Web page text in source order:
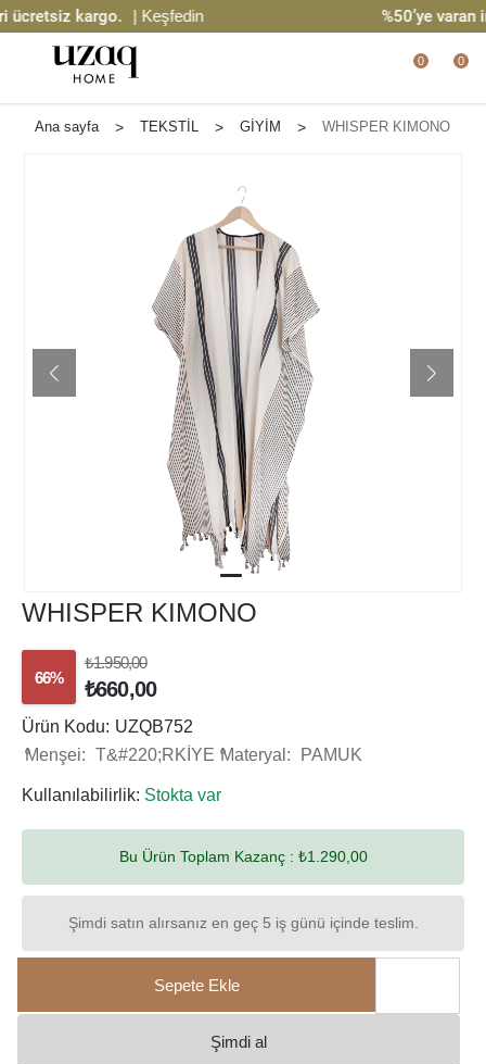
kargo. | Keşfedin %50’ye varan
0 0
Ana sayfa > TEKSTİL > GİYİM > WHISPER KIMONO
WHISPER KIMONO
66%
₺1.950,00
₺660,00
Ürün Kodu: UZQB752
Menşei: T&#220;RKİYE Materyal: PAMUK
Kullanılabilirlik: Stokta var
Bu Ürün Toplam Kazanç : ₺1.290,00
Şimdi satın alırsanız en geç 5 iş günü içinde teslim.
Sepete Ekle
Şimdi al